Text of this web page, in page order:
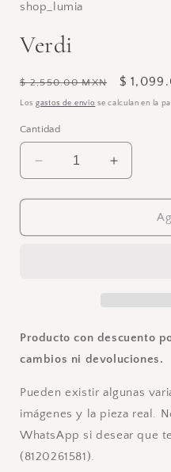
ventana
shop_lumia
Verdi
Precio
habitual
$ 2,550.00 MXN
Precio
de
$
Los gastos de envío se calculan en la
Cantidad
Reducir
cantidad
para
Aumentar
cantidad
para
Producto con descuento
cambios ni devoluciones.
Pueden existir algunas
imágenes y la pieza real.
WhatsApp si desear que
(8120261581).